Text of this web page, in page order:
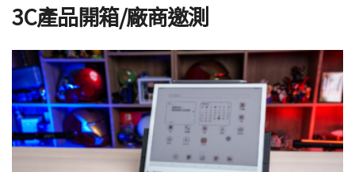
3C產品開箱/廠商邀測